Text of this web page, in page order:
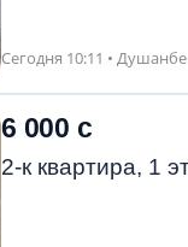
Сегодня 10:11 • Душанбе
6 000 с
2-к квартира, 1